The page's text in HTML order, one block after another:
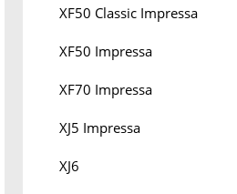
XF50 Classic Impressa
XF50 Impressa
XF70 Impressa
XJ5 Impressa
XJ6